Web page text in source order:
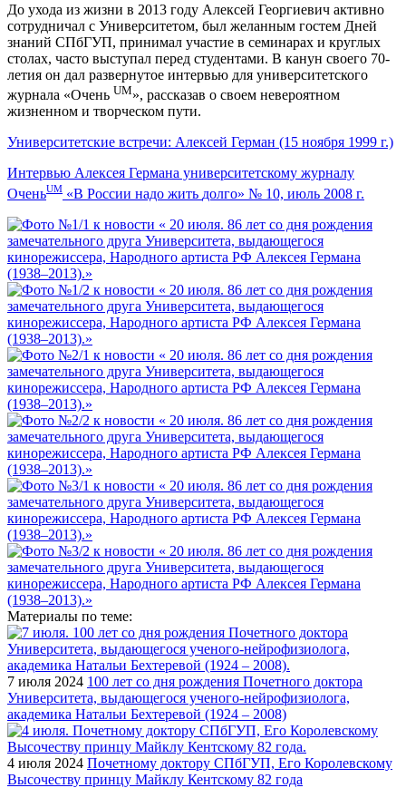
До ухода из жизни в 2013 году Алексей Георгиевич активно
сотрудничал с Университетом, был желанным гостем Дней
знаний СПбГУП, принимал участие в семинарах и круглых
столах, часто выступал перед студентами. В канун своего 70-
летия он дал развернутое интервью для университетского
журнала «Очень UM», рассказав о своем невероятном
жизненном и творческом пути.
Университетские встречи: Алексей Герман (15 ноября 1999 г.)
Интервью Алексея Германа университетскому журналу
ОченьUM «В России надо жить долго» № 10, июль 2008 г.
Материалы по теме:
7 июля 2024 100 лет со дня рождения Почетного доктора
Университета, выдающегося ученого-нейрофизиолога,
академика Натальи Бехтеревой (1924 – 2008)
4 июля 2024 Почетному доктору СПбГУП, Его Королевскому
Высочеству принцу Майклу Кентскому 82 года